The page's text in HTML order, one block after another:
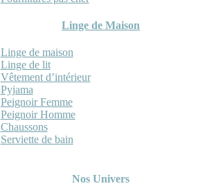
Linge de Maison
Linge de maison
Linge de lit
Vêtement d’intérieur
Pyjama
Peignoir Femme
Peignoir Homme
Chaussons
Serviette de bain
Nos Univers